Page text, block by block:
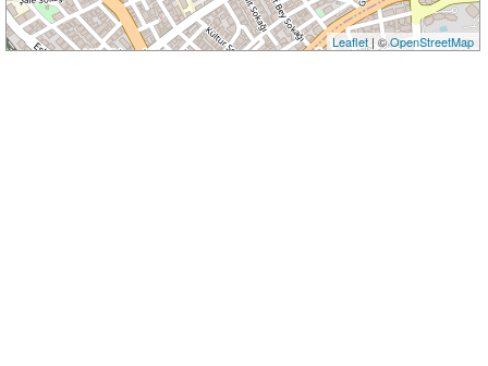
Leaflet| ©OpenStreetMap